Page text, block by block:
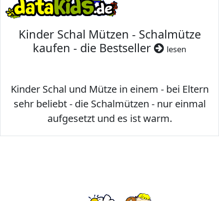
Kinder Schal Mützen - Schalmütze
kaufen - die Bestseller
lesen
Kinder Schal und Mütze in einem - bei Eltern
sehr beliebt - die Schalmützen - nur einmal
aufgesetzt und es ist warm.